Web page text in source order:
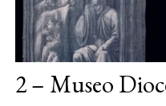
2 – Museo